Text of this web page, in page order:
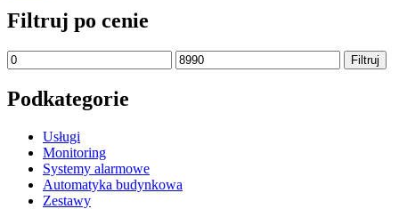
Filtruj po cenie
Cena
min
Cena
max
Filtruj
Podkategorie
Usługi
Monitoring
Systemy alarmowe
Automatyka budynkowa
Zestawy